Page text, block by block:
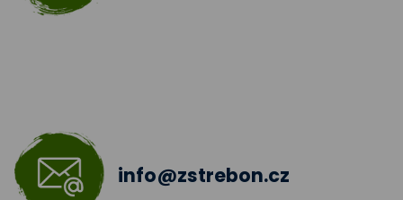
info@zstrebon.cz